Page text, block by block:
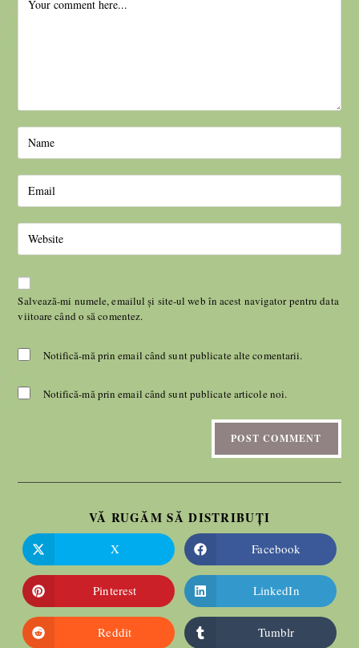
Salvează-mi numele, emailul și site-ul web în acest navigator pentru data
viitoare când o să comentez.
Notifică-mă prin email când sunt publicate alte comentarii.
Notifică-mă prin email când sunt publicate articole noi.
VĂ RUGĂM SĂ DISTRIBUȚI
X Facebook
Pinterest LinkedIn
Reddit Tumblr